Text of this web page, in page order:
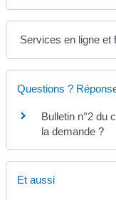
Services en ligne et
Questions ?
Bulletin n°2 du
la demande ?
Et aussi